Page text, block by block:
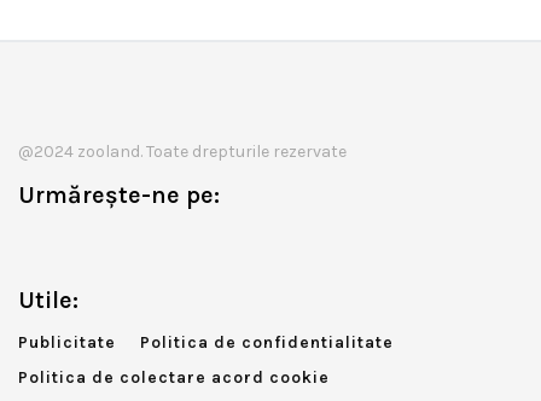
@2024 zooland. Toate drepturile rezervate
Urmărește-ne pe:
Utile:
Publicitate
Politica de confidentialitate
Politica de colectare acord cookie